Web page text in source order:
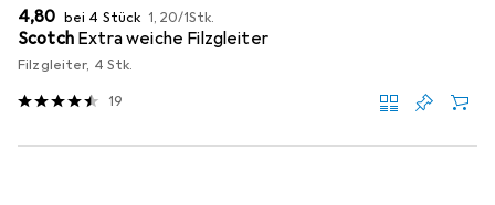
EUR
4,80 bei 4 Stück EUR
1,20/1Stk.
Scotch Extra weiche Filzgleiter
Filzgleiter, 4 Stk.
19